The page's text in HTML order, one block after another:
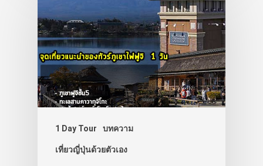
1 Day Tour บทความ
เที่ยวญี่ปุ่นด้วยตัวเอง
เอง
รถบัส
เดินทาง
ทัวร์
ที่พัก